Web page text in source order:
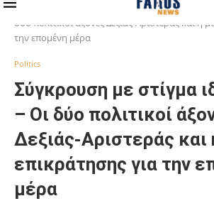
Home
Σύγκρουση με
δύο πολιτικοί άξονες Δεξιάς-Αριστεράς και η
την επομένη μέρα
Politics
Σύγκρουση με στίγμα
– Οι δύο πολιτικοί
Δεξιάς-Αριστεράς και
επικράτησης για την
μέρα